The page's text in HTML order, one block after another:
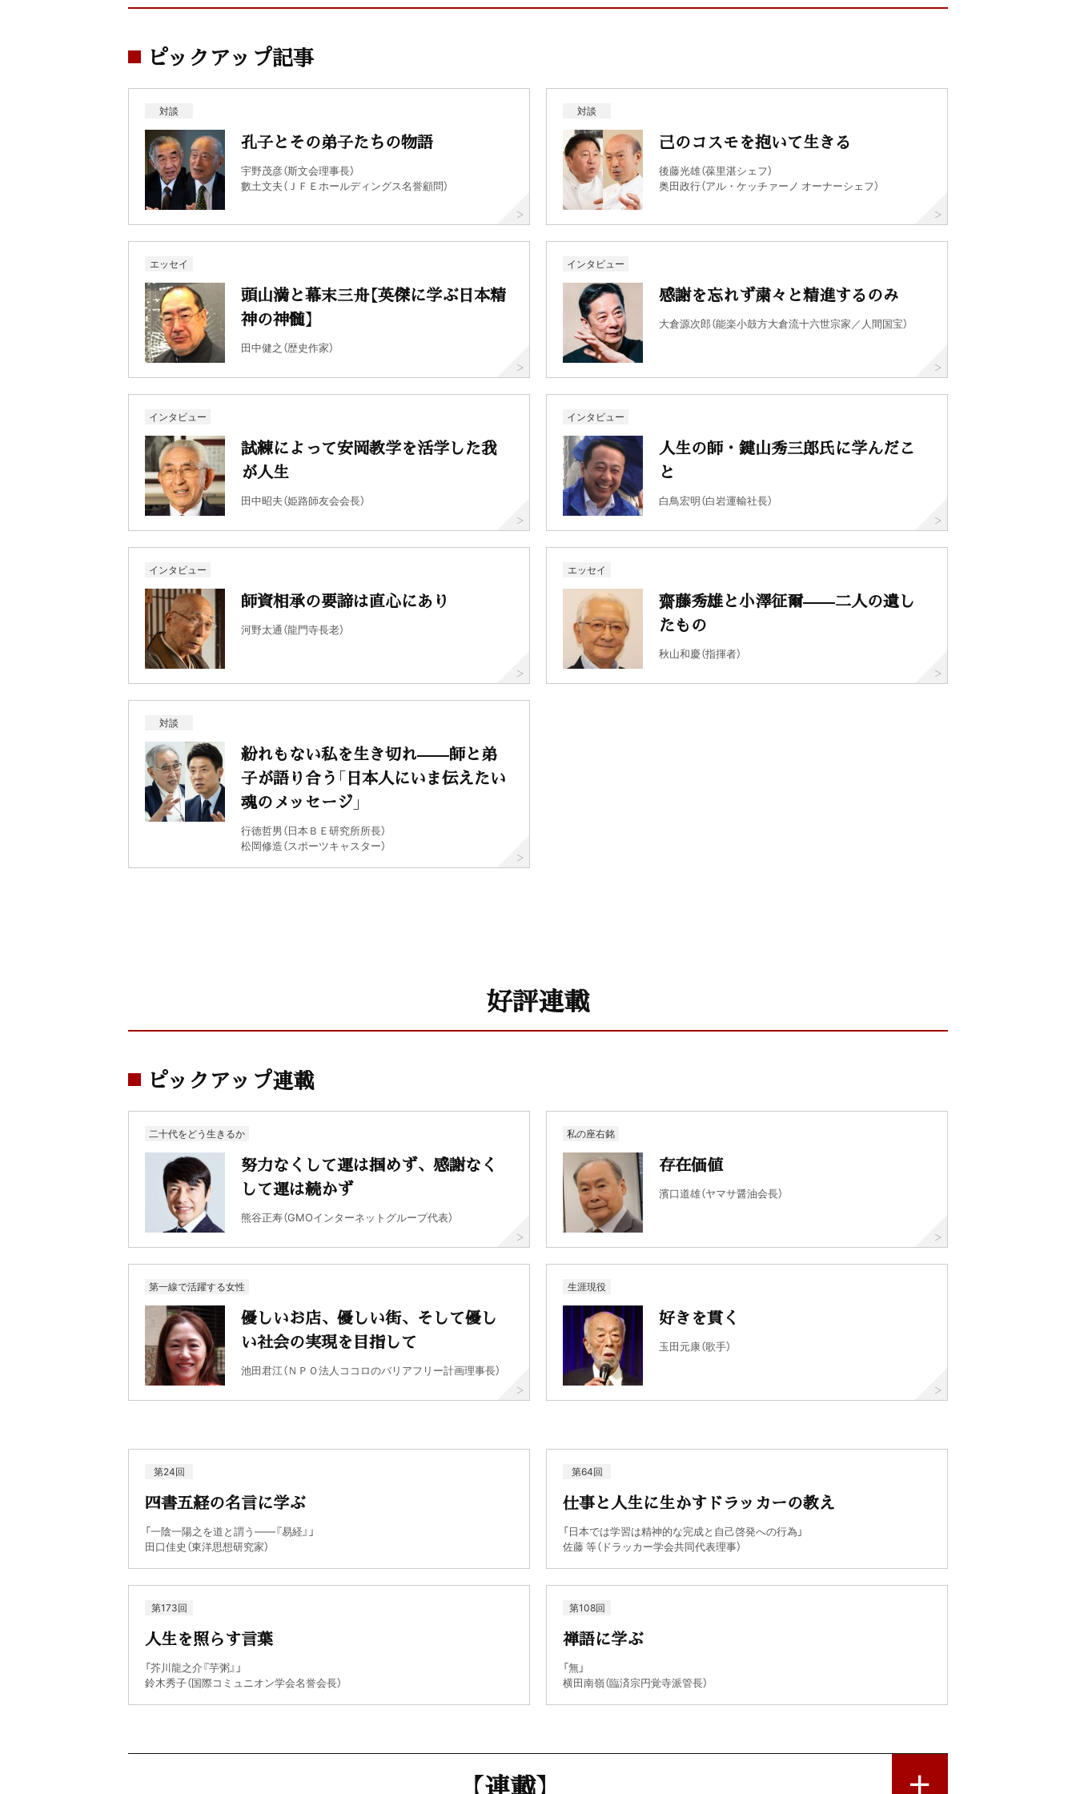
ピックアップ記事
対談
孔子とその弟子たちの物語
宇野茂彦（斯文会理事長）
數土文夫（ＪＦＥホールディングス名誉顧問）
対談
己のコスモを抱いて生きる
後藤光雄（葆里湛シェフ）
奥田政行（アル・ケッチァーノ オーナーシェフ）
エッセイ
頭山満と幕末三舟【英傑に学ぶ日本精
神の神髄】
田中健之（歴史作家）
インタビュー
感謝を忘れず粛々と精進するのみ
大倉源次郎（能楽小鼓方大倉流十六世宗家／人間国宝）
インタビュー
試練によって安岡教学を活学した我
が人生
田中昭夫（姫路師友会会長）
インタビュー
人生の師・鍵山秀三郎氏に学んだこ
と
白鳥宏明（白岩運輸社長）
インタビュー
師資相承の要諦は直心にあり
河野太通（龍門寺長老）
エッセイ
齋藤秀雄と小澤征爾——二人の遺し
たもの
秋山和慶（指揮者）
対談
紛れもない私を生き切れ——師と弟
子が語り合う「日本人にいま伝えたい
魂のメッセージ」
行徳哲男（日本ＢＥ研究所所長）
松岡修造（スポーツキャスター）
好評連載
ピックアップ連載
二十代をどう生きるか
努力なくして運は掴めず、感謝なく
して運は続かず
熊谷正寿（GMOインターネットグループ代表）
私の座右銘
存在価値
濱口道雄（ヤマサ醤油会長）
第一線で活躍する女性
優しいお店、優しい街、そして優し
い社会の実現を目指して
池田君江（ＮＰＯ法人ココロのバリアフリー計画理事長）
生涯現役
好きを貫く
玉田元康（歌手）
第24回
四書五経の名言に学ぶ
「一陰一陽之を道と謂う――『易経』」
田口佳史（東洋思想研究家）
第64回
仕事と人生に生かすドラッカーの教え
「日本では学習は精神的な完成と自己啓発への行為」
佐藤 等（ドラッカー学会共同代表理事）
第173回
人生を照らす言葉
「芥川龍之介『芋粥』」
鈴木秀子（国際コミュニオン学会名誉会長）
第108回
禅語に学ぶ
「無」
横田南嶺（臨済宗円覚寺派管長）
【連載】